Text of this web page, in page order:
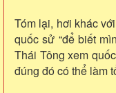
Tóm lại, hơi khác
quốc sử “để biết
Thái Tông xem
đúng đó có thể làm